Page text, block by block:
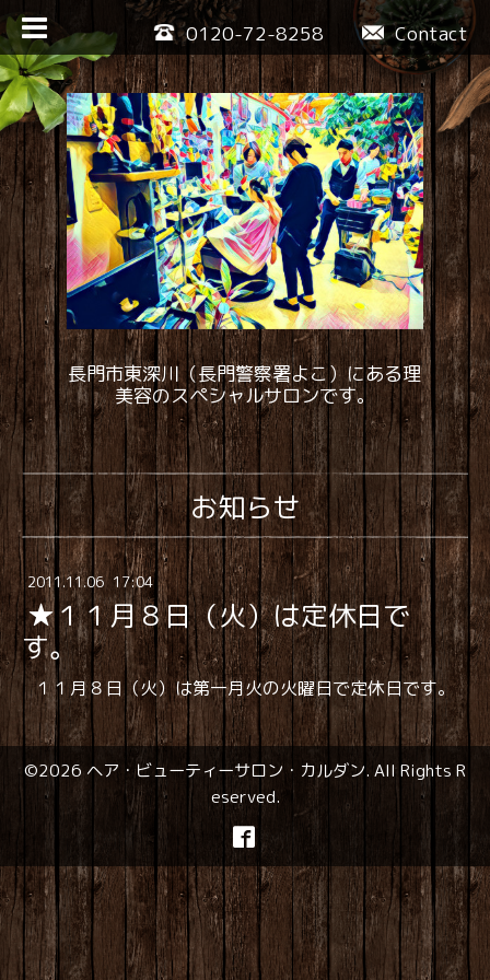
Contact
0120-72-8258
長門市東深川（長門警察署よこ）にある理
美容のスペシャルサロンです。
お知らせ
2011.11.06 17:04
★１１月８日（火）は定休日で
す。
１１月８日（火）は第一月火の火曜日で定休日です。
©2026ヘア・ビューティーサロン・カルダン. All Rights R
eserved.